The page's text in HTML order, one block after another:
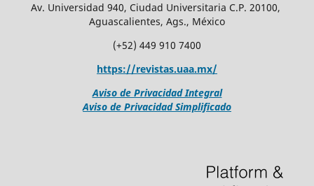
Av. Universidad 940, Ciudad Universitaria C.P. 20100,
Aguascalientes, Ags., México
(+52) 449 910 7400
https://revistas.uaa.mx/
Aviso de Privacidad Integral
Aviso de Privacidad Simplificado